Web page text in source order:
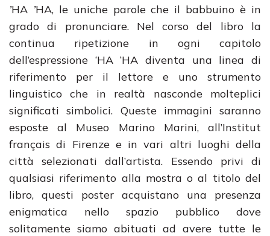
’HA ’HA, le uniche parole che il babbuino è in
grado di pronunciare. Nel corso del libro la
continua ripetizione in ogni capitolo
dell’espressione ‘HA ‘HA diventa una linea di
riferimento per il lettore e uno strumento
linguistico che in realtà nasconde molteplici
significati simbolici. Queste immagini saranno
esposte al Museo Marino Marini, all’Institut
français di Firenze e in vari altri luoghi della
città selezionati dall’artista. Essendo privi di
qualsiasi riferimento alla mostra o al titolo del
libro, questi poster acquistano una presenza
enigmatica nello spazio pubblico dove
solitamente siamo abituati ad avere tutte le